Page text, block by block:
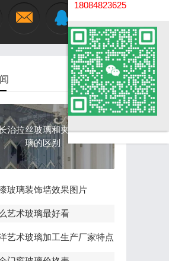
治拉丝玻璃和夹丝玻
璃的区别
玻璃装饰墙效果图片
艺术玻璃最好看
艺术玻璃加工生产厂家特点
18084823625